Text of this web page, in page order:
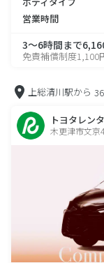
営業時間
3～6時間まで
免責補償制度1,100
上総清川駅から
トヨタレン
木更津市文京